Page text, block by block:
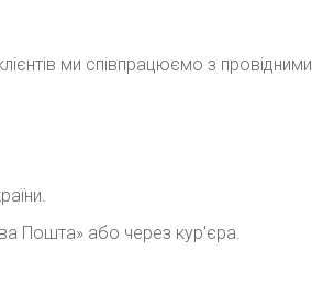
ми співпрацюємо з провідними
Пошта» або через кур'єра.